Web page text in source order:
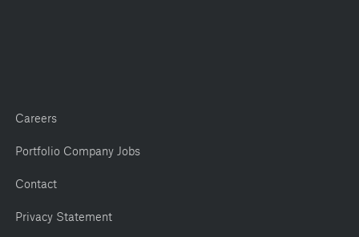
Careers
Portfolio Company Jobs
Contact
Privacy Statement